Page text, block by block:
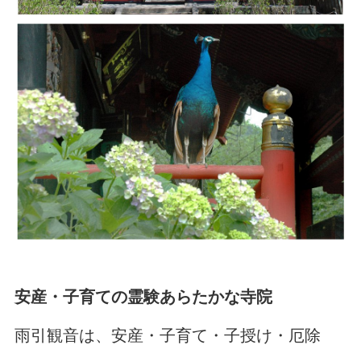
安産・子育ての霊験あらたかな寺院
雨引観音は、安産・子育て・子授け・厄除